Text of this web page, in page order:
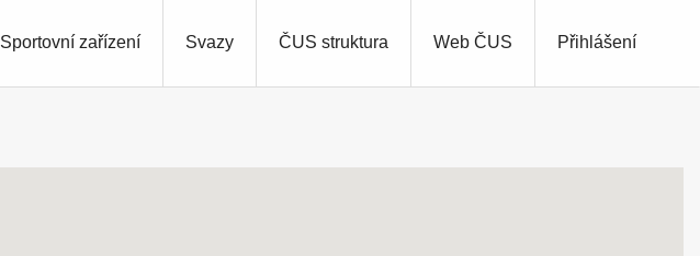
Přihlášení
Sportovní zařízení Svazy ČUS struktura Web ČUS